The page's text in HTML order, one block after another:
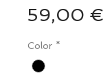
59,00 €
Color *